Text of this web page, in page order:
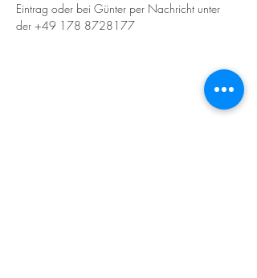
Eintrag oder bei Günter per Nachricht unter
der +49 178 8728177